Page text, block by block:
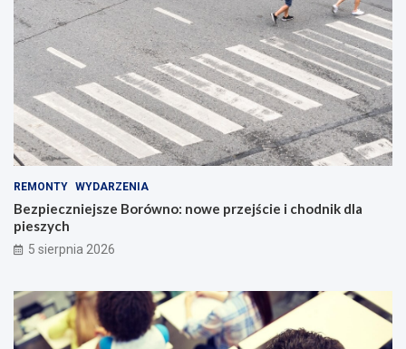
REMONTY WYDARZENIA
Bezpieczniejsze Borówno: nowe przejście i chodnik dla
pieszych
5 sierpnia 2026